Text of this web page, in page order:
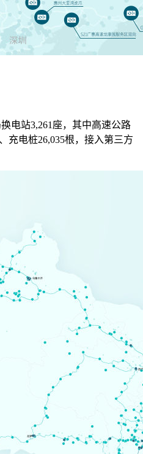
电站3,261座，其中高速公路
充电桩26,035根，接入第三方